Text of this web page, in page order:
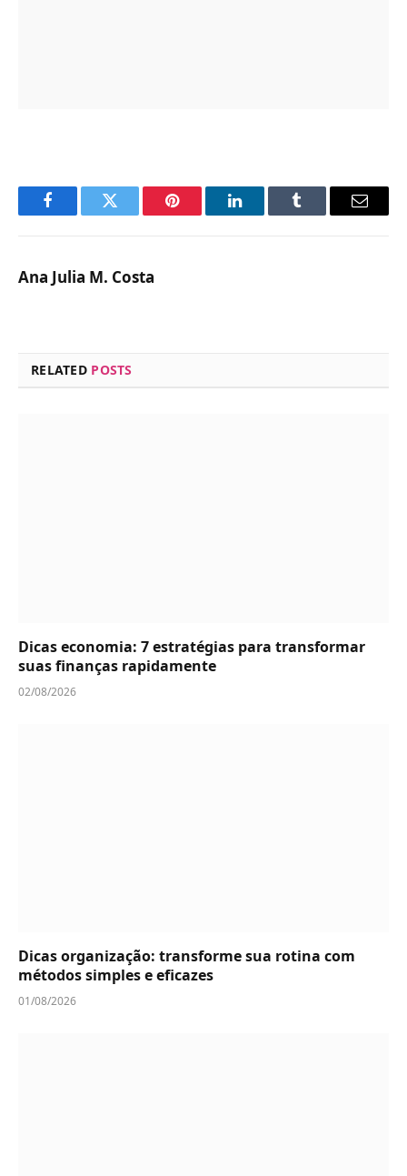
FacebookTwitter Pinterest LinkedInTumblr Email
Ana Julia M. Costa
RELATED POSTS
Dicas economia: 7 estratégias para transformar
suas finanças rapidamente
02/08/2026
Dicas organização: transforme sua rotina com
métodos simples e eficazes
01/08/2026